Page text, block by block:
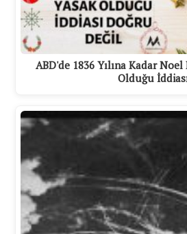
ABD'de 1836 Yılına Kadar
Olduğu